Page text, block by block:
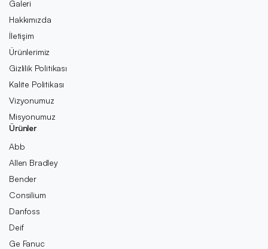
Galeri
Hakkımızda
İletişim
Ürünlerimiz
Gizlilik Politikası
Kalite Politikası
Vizyonumuz
Misyonumuz
Ürünler
Abb
Allen Bradley
Bender
Consilium
Danfoss
Deif
Ge Fanuc